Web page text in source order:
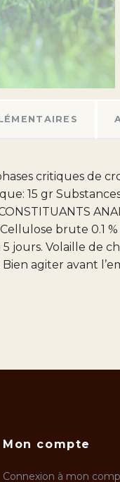
critiques de
15 gr
brute 0.1
jours. Volaille de
Bien agiter avant
Mon compte
Connexion à mon